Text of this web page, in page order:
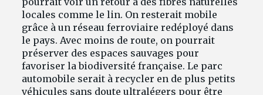
locales comme le lin. On resterait mobile
grâce à un réseau ferroviaire redéployé dans
le pays. Avec moins de route, on pourrait
préserver des espaces sauvages pour
favoriser la biodiversité française. Le parc
automobile serait à recycler en de plus petits
véhicules sans doute ultralégers pour être